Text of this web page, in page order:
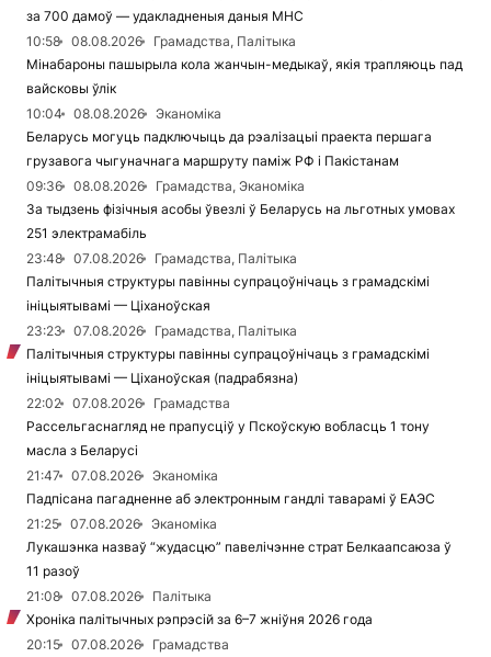
за 700 дамоў — удакладненыя даныя МНС
10:58
08.08.2026
Грамадства, Палітыка
Мінабароны пашырыла кола жанчын-медыкаў, якія трапляюць пад
вайсковы ўлік
10:04
08.08.2026
Эканоміка
Беларусь могуць падключыць да рэалізацыі праекта першага
грузавога чыгуначнага маршруту паміж РФ і Пакістанам
09:36
08.08.2026
Грамадства, Эканоміка
За тыдзень фізічныя асобы ўвезлі ў Беларусь на льготных умовах
251 электрамабіль
23:48
07.08.2026
Грамадства, Палітыка
Палітычныя структуры павінны супрацоўнічаць з грамадскімі
ініцыятывамі — Ціханоўская
23:23
07.08.2026
Грамадства, Палітыка
Палітычныя структуры павінны супрацоўнічаць з грамадскімі
ініцыятывамі — Ціханоўская (падрабязна)
22:02
07.08.2026
Грамадства
Рассельгаснагляд не прапусціў у Пскоўскую вобласць 1 тону
масла з Беларусі
21:47
07.08.2026
Эканоміка
Падпісана пагадненне аб электронным гандлі таварамі ў ЕАЭС
21:25
07.08.2026
Эканоміка
Лукашэнка назваў “жудасцю” павелічэнне страт Белкаапсаюза ў
11 разоў
21:08
07.08.2026
Палітыка
Хроніка палітычных рэпрэсій за 6–7 жніўня 2026 года
20:15
07.08.2026
Грамадства